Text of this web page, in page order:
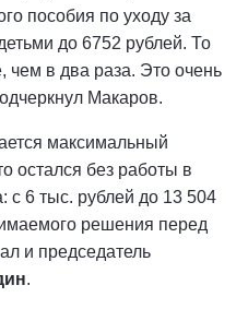
пособия по уходу за
до 6752 рублей. То
чем в два раза. Это очень
Макаров.
максимальный
остался без работы в
с 6 тыс. рублей до 13 504
решения перед
и председатель
.